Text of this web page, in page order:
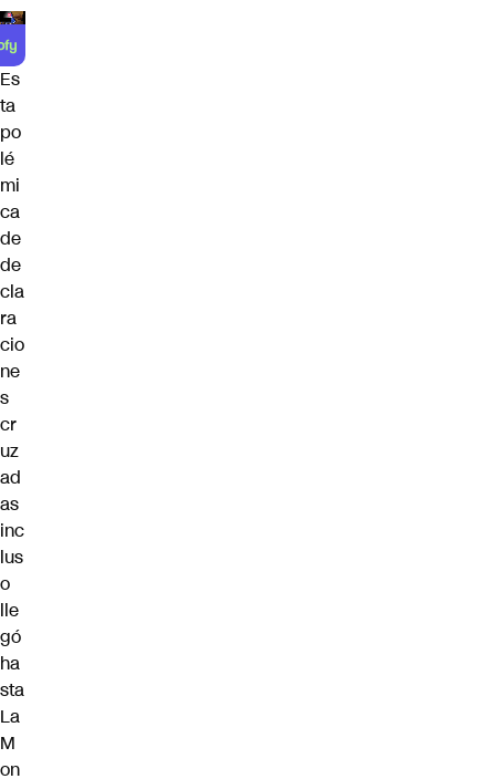
Es
ta
po
lé
mi
ca
de
de
cla
ra
cio
ne
s
cr
uz
ad
as
inc
lus
o
lle
gó
ha
sta
La
M
on